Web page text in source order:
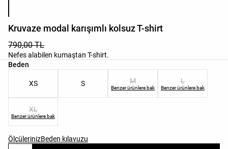
Kruvaze modal karışımlı kolsuz T-shirt
790,00 TL
Nefes alabilen kumaştan T-shirt.
Beden
Ürün beden listesi
XS S M
Benzer ürünlere bak
L
Benzer ürünlere bak
XL
Benzer ürünlere bak
ÖlçülerinizBeden kılavuzu